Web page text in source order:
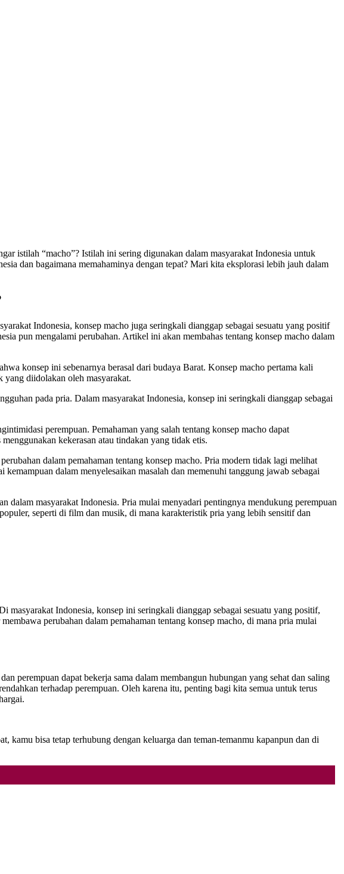
istilah “macho”? Istilah ini sering digunakan dalam masyarakat Indonesia untuk
dan bagaimana memahaminya dengan tepat? Mari kita eksplorasi lebih jauh dalam
Indonesia, konsep macho juga seringkali dianggap sebagai sesuatu yang positif
pun mengalami perubahan. Artikel ini akan membahas tentang konsep macho dalam
konsep ini sebenarnya berasal dari budaya Barat. Konsep macho pertama kali
diidolakan oleh masyarakat.
pada pria. Dalam masyarakat Indonesia, konsep ini seringkali dianggap sebagai
perempuan. Pemahaman yang salah tentang konsep macho dapat
kekerasan atau tindakan yang tidak etis.
dalam pemahaman tentang konsep macho. Pria modern tidak lagi melihat
dalam menyelesaikan masalah dan memenuhi tanggung jawab sebagai
dalam masyarakat Indonesia. Pria mulai menyadari pentingnya mendukung perempuan
seperti di film dan musik, di mana karakteristik pria yang lebih sensitif dan
Indonesia, konsep ini seringkali dianggap sebagai sesuatu yang positif,
perubahan dalam pemahaman tentang konsep macho, di mana pria mulai
perempuan dapat bekerja sama dalam membangun hubungan yang sehat dan saling
terhadap perempuan. Oleh karena itu, penting bagi kita semua untuk terus
kamu bisa tetap terhubung dengan keluarga dan teman-temanmu kapanpun dan di